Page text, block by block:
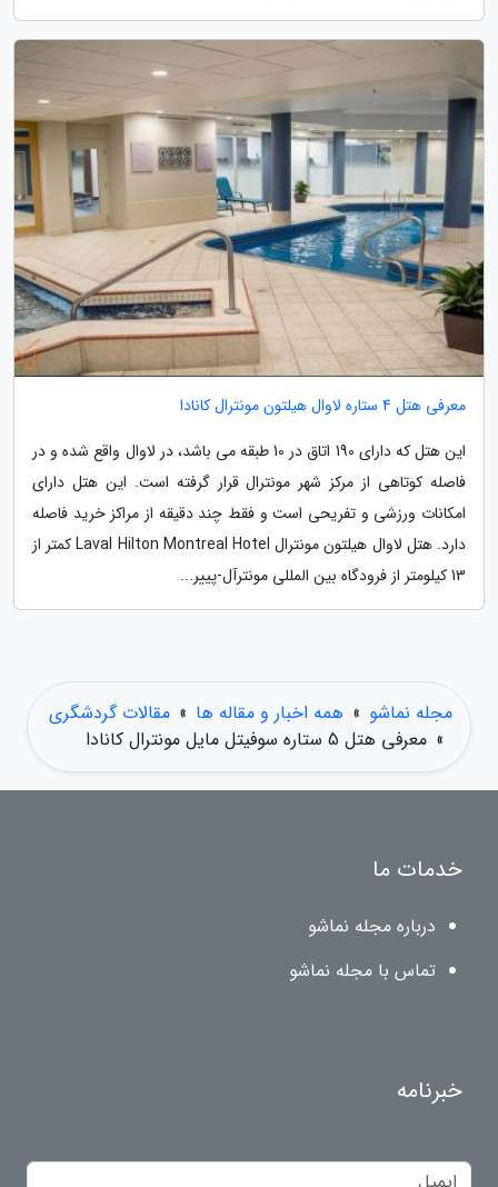
معرفی هتل 4 ستاره لاوال هیلتون مونترال کانادا
این هتل که دارای 190 اتاق در 10 طبقه می باشد، در لاوال واقع شده و در
فاصله کوتاهی از مرکز شهر مونترال قرار گرفته است. این هتل دارای
امکانات ورزشی و تفریحی است و فقط چند دقیقه از مراکز خرید فاصله
دارد. هتل لاوال هیلتون مونترال Laval Hilton Montreal Hotel کمتر از
13 کیلومتر از فرودگاه بین المللی مونترآل-پییر...
مجله نماشو » همه اخبار و مقاله ها » مقالات گردشگری
» معرفی هتل 5 ستاره سوفیتل مایل مونترال کانادا
خدمات ما
درباره مجله نماشو
تماس با مجله نماشو
خبرنامه